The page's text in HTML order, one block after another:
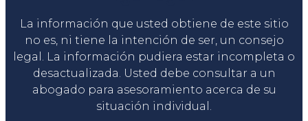
La información que usted obtiene de este sitio
no es, ni tiene la intención de ser, un consejo
legal. La información pudiera estar incompleta o
desactualizada. Usted debe consultar a un
abogado para asesoramiento acerca de su
situación individual.